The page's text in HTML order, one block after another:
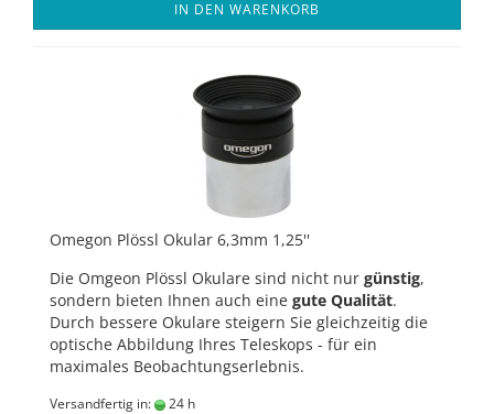
IN DEN WARENKORB
Omegon Plössl Okular 6,3mm 1,25''
Die Omgeon Plössl Okulare sind nicht nur günstig,
sondern bieten Ihnen auch eine gute Qualität.
Durch bessere Okulare steigern Sie gleichzeitig die
optische Abbildung Ihres Teleskops - für ein
maximales Beobachtungserlebnis.
Versandfertig in: 24 h